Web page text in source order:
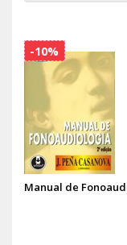
Manual de
-10%